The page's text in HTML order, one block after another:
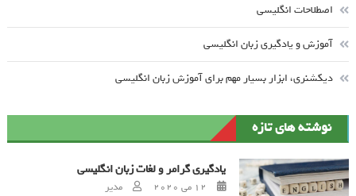
اصطلاحات انگلیسی
آموزش و یادگیری زبان انگلیسی
دیکشنری، ابزار بسیار مهم برای آموزش زبان انگلیسی
نوشته های تازه
یادگیری گرامر و لغات زبان انگلیسی
Posted on
12 می 2020 Author
مدیر